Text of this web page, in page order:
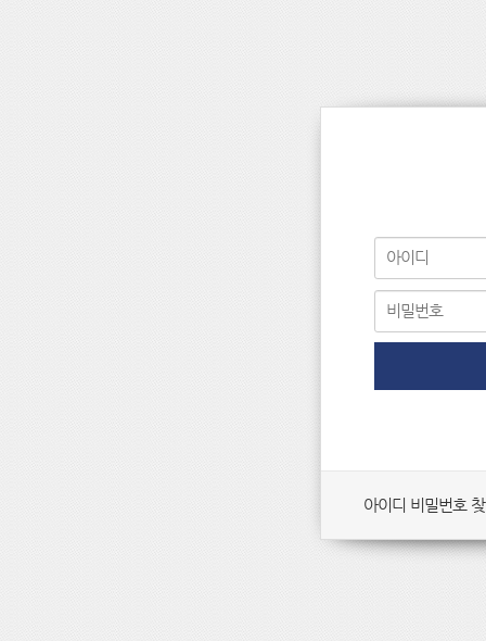
아이디 비밀번호